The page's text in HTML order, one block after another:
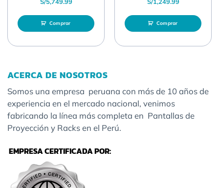
Comprar Comprar
ACERCA DE NOSOTROS
Somos una empresa peruana con más de 10 años de
experiencia en el mercado nacional, venimos
fabricando la línea más completa en Pantallas de
Proyección y Racks en el Perú.
EMPRESA CERTIFICADA POR: